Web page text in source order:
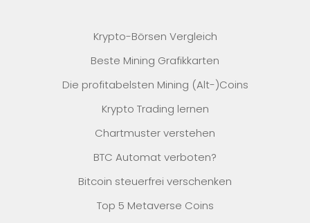
Krypto-Börsen Vergleich
Beste Mining Grafikkarten
Die profitabelsten Mining (Alt-)Coins
Krypto Trading lernen
Chartmuster verstehen
BTC Automat verboten?
Bitcoin steuerfrei verschenken
Top 5 Metaverse Coins